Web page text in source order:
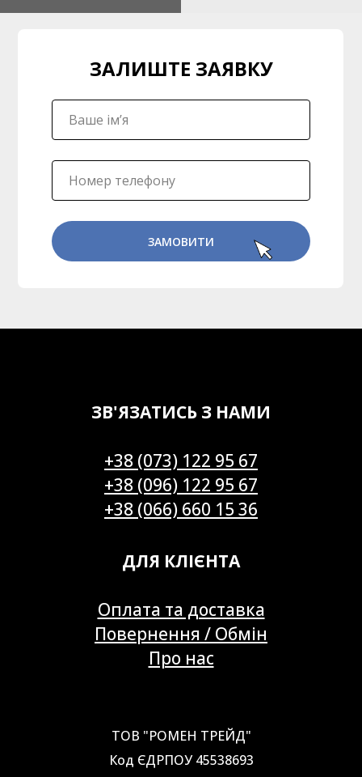
ЗАМОВИТИ
ЗАЛИШТЕ ЗАЯВКУ
ЗВ'ЯЗАТИСЬ З НАМИ
+38 (073) 122 95 67
+38 (096) 122 95 67
+38 (066) 660 15 36
ДЛЯ КЛІЄНТА
Оплата та доставка
Повернення / Обмін
Про нас
ТОВ "РОМЕН ТРЕЙД"
Код ЄДРПОУ 45538693